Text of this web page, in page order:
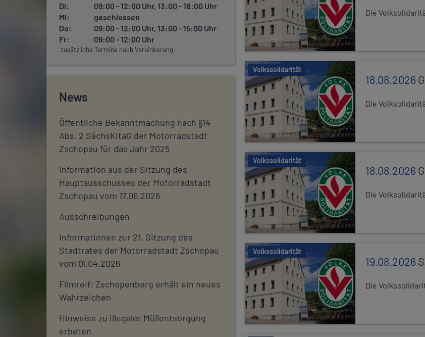
Di:
09:00 - 12:00 Uhr, 13:00 - 18:00 Uhr
Mi:
geschlossen
Do:
09:00 - 12:00 Uhr, 13:00 - 15:00 Uhr
Fr:
09:00 - 12:00 Uhr
zusätzliche Termine nach Vereinbarung
News
Öffentliche Bekanntmachung nach §14
Abs. 2 SächsKitaG der Motorradstadt
Zschopau für das Jahr 2025
Information aus der Sitzung des
Hauptausschusses der Motorradstadt
Zschopau vom 17.06.2026
Ausschreibungen
Informationen zur 21. Sitzung des
Stadtrates der Motorradstadt Zschopau
vom 01.04.2026
Filmreif: Zschopenberg erhält ein neues
Wahrzeichen
Hinweise zu illegaler Müllentsorgung
erbeten
Die
Volkssolidarität
18.08.2026
Die
Volkssolidarität
18.08.2026
Die
Volkssolidarität
19.08.2026
Die